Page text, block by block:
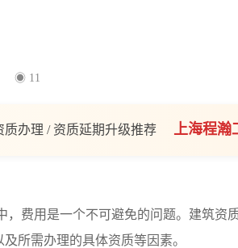
11
办理 / 资质延期升级推荐 上海程瀚
，费用是一个不可避免的问题。建筑资
所需办理的具体资质等因素。